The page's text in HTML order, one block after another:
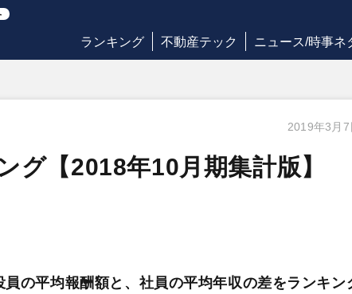
ランキング 不動産テック ニュース/時事ネ
2019年3月7
グ【2018年10月期集計版】
の平均報酬額と、社員の平均年収の差をランキン